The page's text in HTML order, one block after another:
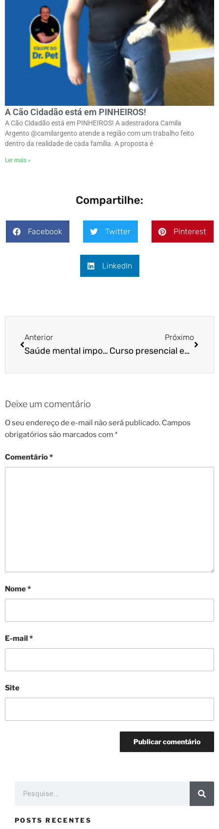
A Cão Cidadão está em PINHEIROS!
A Cão Cidadão está em PINHEIROS! A adestradora Camila
Argento @camilargento atende a região com um trabalho feito
dentro da realidade de cada família. A proposta é
Ler mais »
Compartilhe:
Facebook Twitter Pinterest
LinkedIn
Anterior
Saúde mental importa — também para os pets!
Próximo
Curso presencial em São Paulo – Ajude seu cão a superar o medo de fogos!
Deixe um comentário
O seu endereço de e-mail não será publicado. Campos
obrigatórios são marcados com *
Comentário*
Nome*
E-mail*
Site
POSTS RECENTES